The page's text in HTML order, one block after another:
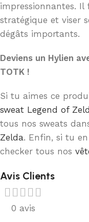
impressionnantes.
stratégique et viser
dégâts importants.
Deviens un Hylien
TOTK !
Si tu aimes ce
sweat Legend of
tous nos sweats
Zelda. Enfin, si tu en
checker tous nos
Avis Clients
0 avis